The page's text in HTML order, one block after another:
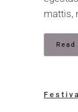
mattis,
Read